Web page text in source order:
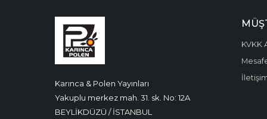
Karınca & Polen Yayınları
Yakuplu merkez mah. 31. sk. No: 12A
BEYLİKDÜZÜ / İSTANBUL
KVKK